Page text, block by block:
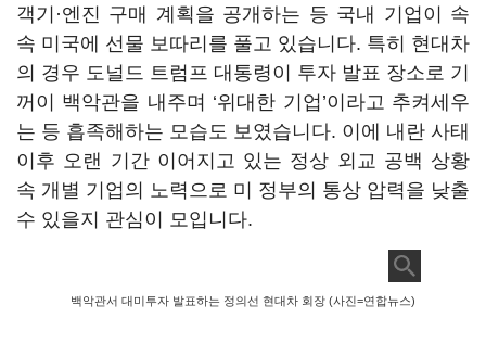
객기·엔진 구매 계획을 공개하는 등 국내 기업이 속
속 미국에 선물 보따리를 풀고 있습니다. 특히 현대차
의 경우 도널드 트럼프 대통령이 투자 발표 장소로 기
꺼이 백악관을 내주며 ‘위대한 기업 ’이라고 추켜세우
는 등 흡족해하는 모습도 보였습니다. 이에 내란 사태
이후 오랜 기간 이어지고 있는 정상 외교 공백 상황
속 개별 기업의 노력으로 미 정부의 통상 압력을 낮출
수 있을지 관심이 모입니다.
백악관서 대미투자 발표하는 정의선 현대차 회장 (사진=연합뉴스)